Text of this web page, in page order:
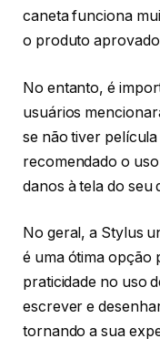
caneta funciona
o produto
No entanto, é
usuários
se não tiver
recomendado o
danos à tela do seu
No geral, a Stylus
é uma ótima opção
praticidade no uso
escrever e
tornando a sua